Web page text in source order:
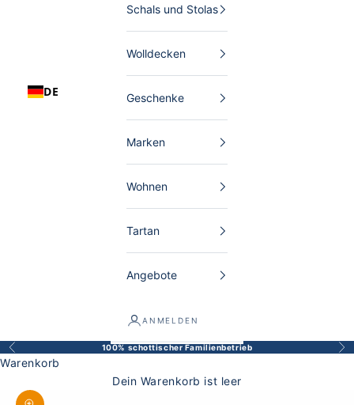
DE
Schals und Stolas
Wolldecken
Geschenke
Marken
Wohnen
Tartan
Angebote
ANMELDEN
Zurück 100% schottischer Familienbetrieb Vor
Warenkorb
Dein Warenkorb ist leer